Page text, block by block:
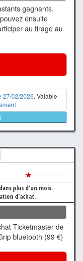
gagnants.
ensuite
au tirage au
27/02/2026. Valable
★
plus d'un mois.
d'achat.
Ticketmaster de
bluetooth (99 €)